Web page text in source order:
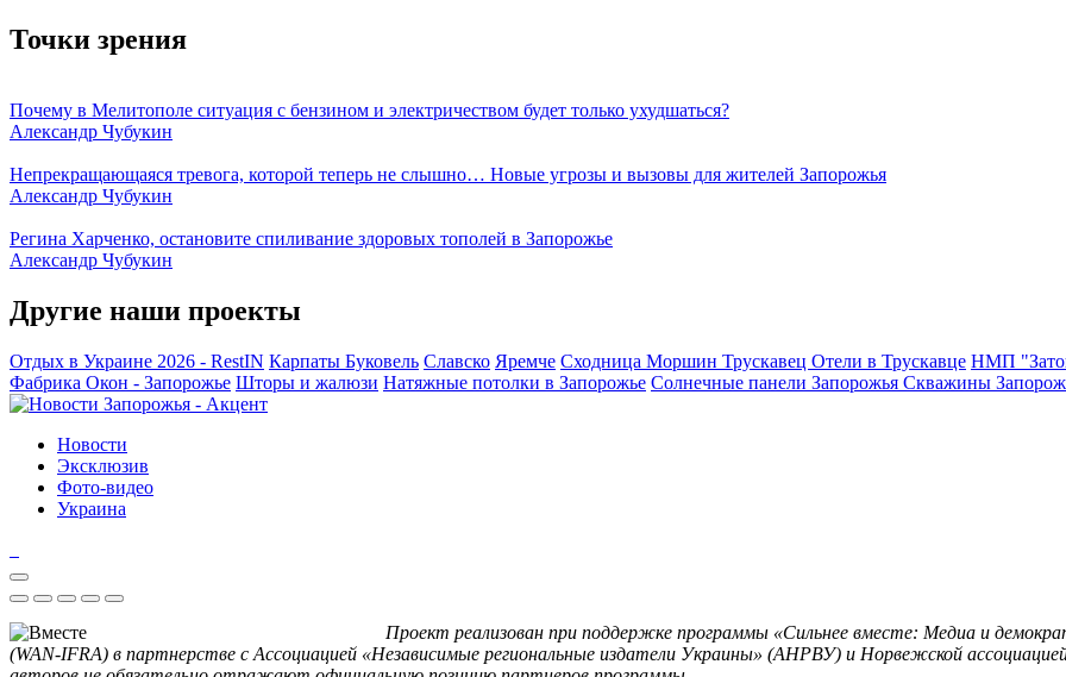
Точки зрения
Почему в Мелитополе ситуация с бензином и электричеством будет только ухудшаться?
Александр Чубукин
Непрекращающаяся тревога, которой теперь не слышно… Новые угрозы и вызовы для жителей Запорожья
Александр Чубукин
Регина Харченко, остановите спиливание здоровых тополей в Запорожье
Александр Чубукин
Другие наши проекты
Отдых в Украине 2026 - RestIN Карпаты Буковель Славско Яремче Сходница Моршин Трускавец Отели в Трускавце НМП
Фабрика Окон - Запорожье Шторы и жалюзи Натяжные потолки в Запорожье Солнечные панели Запорожья Скважины
Новости
Эксклюзив
Фото-видео
Украина
Проект реализован при поддержке программы «Сильнее вместе: Медиа и
(WAN-IFRA) в партнерстве с Ассоциацией «Независимые региональные издатели Украины» (АНРВУ) и Норвежской